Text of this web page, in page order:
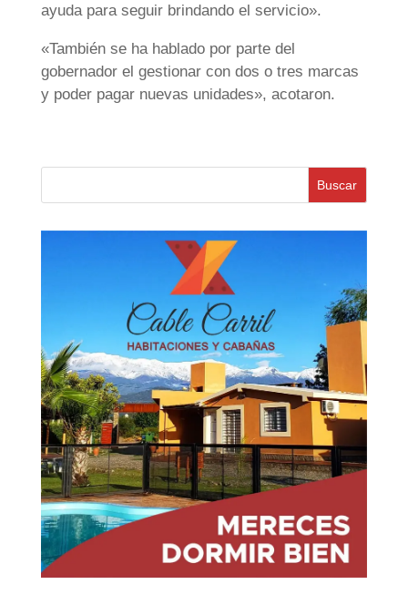
ayuda para seguir brindando el servicio».
«También se ha hablado por parte del
gobernador el gestionar con dos o tres marcas
y poder pagar nuevas unidades», acotaron.
Buscar